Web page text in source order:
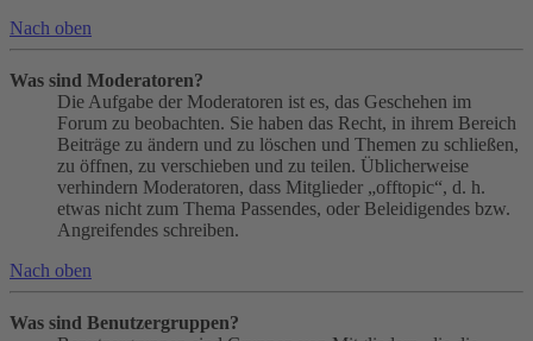
Nach oben
Was sind Moderatoren?
Die Aufgabe der Moderatoren ist es, das Geschehen im
Forum zu beobachten. Sie haben das Recht, in ihrem Bereich
Beiträge zu ändern und zu löschen und Themen zu schließen,
zu öffnen, zu verschieben und zu teilen. Üblicherweise
verhindern Moderatoren, dass Mitglieder „offtopic“, d. h.
etwas nicht zum Thema Passendes, oder Beleidigendes bzw.
Angreifendes schreiben.
Nach oben
Was sind Benutzergruppen?